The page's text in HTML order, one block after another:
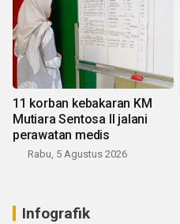
11 korban kebakaran KM
Mutiara Sentosa II jalani
perawatan medis
Rabu, 5 Agustus 2026
Infografik